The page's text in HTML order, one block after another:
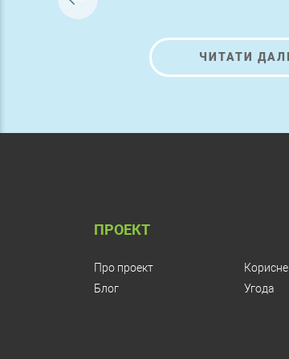
ЧИТАТИ ДАЛІ
ПРОЕКТ
Про проект
Блог
Корисне
Угода